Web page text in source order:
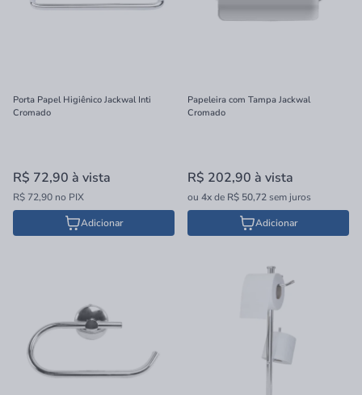
Porta Papel Higiênico Jackwal Inti
Cromado
R$ 72,90 à vista
R$ 72,90 no PIX
Adicionar
Papeleira com Tampa Jackwal
Cromado
R$ 202,90 à vista
ou 4xde R$ 50,72sem juros
Adicionar